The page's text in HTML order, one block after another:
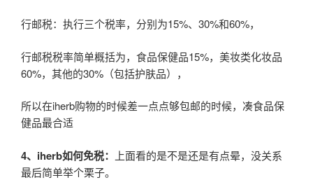
行邮税：执行三个税率，分别为15%、30%和60%，
行邮税税率简单概括为，食品保健品15%，美妆类化妆品
60%，其他的30%（包括护肤品），
所以在iherb购物的时候差一点点够包邮的时候，凑食品保
健品最合适
4、iherb如何免税：
上面看的是不是还是有点晕，没关系
最后简单举个栗子。